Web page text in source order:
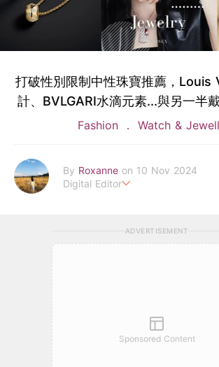
打破性別限制中性珠寶推薦，Louis
計、BVLGARI水滴元素...與另一半
Fashion Watch &
By Roxanne on 10 Nov 2024
Digital Editor
roxanne.lee@poplady-mag.com
ADVERTISEMENT
Sponsored Content